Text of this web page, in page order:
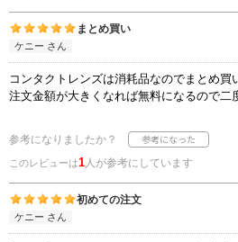
まとめ買い
ケニー さん
コンタクトレンズは消耗品なのでまとめ買
注文金額が大きくなれば無料になるので二
参考になりましたか？
このレビューは1人が参考にしています
初めての注文
ケニー さん